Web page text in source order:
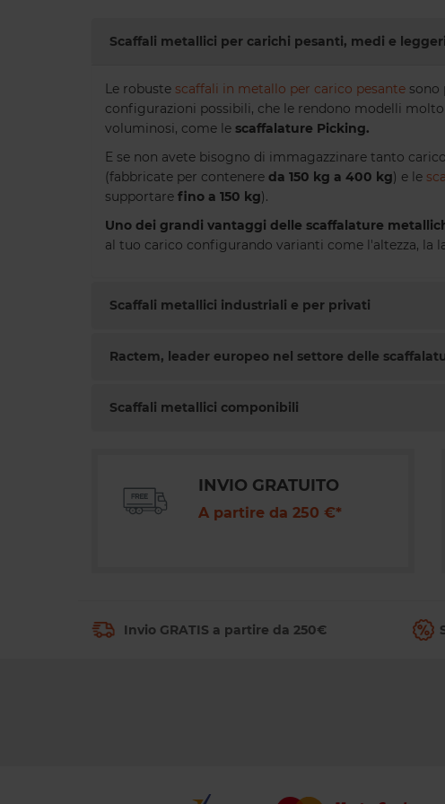
di capi appesi. Facile montaggio,
finitura di qualità professionale.
Scaffali metallici per carichi pesanti, medi e leggeri
Le robuste scaffali in metallo per carico pesante sono
configurazioni possibili, che le rendono modelli
voluminosi, come le scaffalature Picking.
E se non avete bisogno di immagazzinare tanto
(fabbricate per contenere da 150 kg a 400 kg) e le
supportare fino a 150 kg).
Uno dei grandi vantaggi delle scaffalature
al tuo carico configurando varianti come l'altezza, la
Scaffali metallici industriali e per privati
Ractem, leader europeo nel settore delle
Scaffali metallici componibili
INVIO GRATUITO
A partire da 250 €*
Invio GRATIS a partire da 250€